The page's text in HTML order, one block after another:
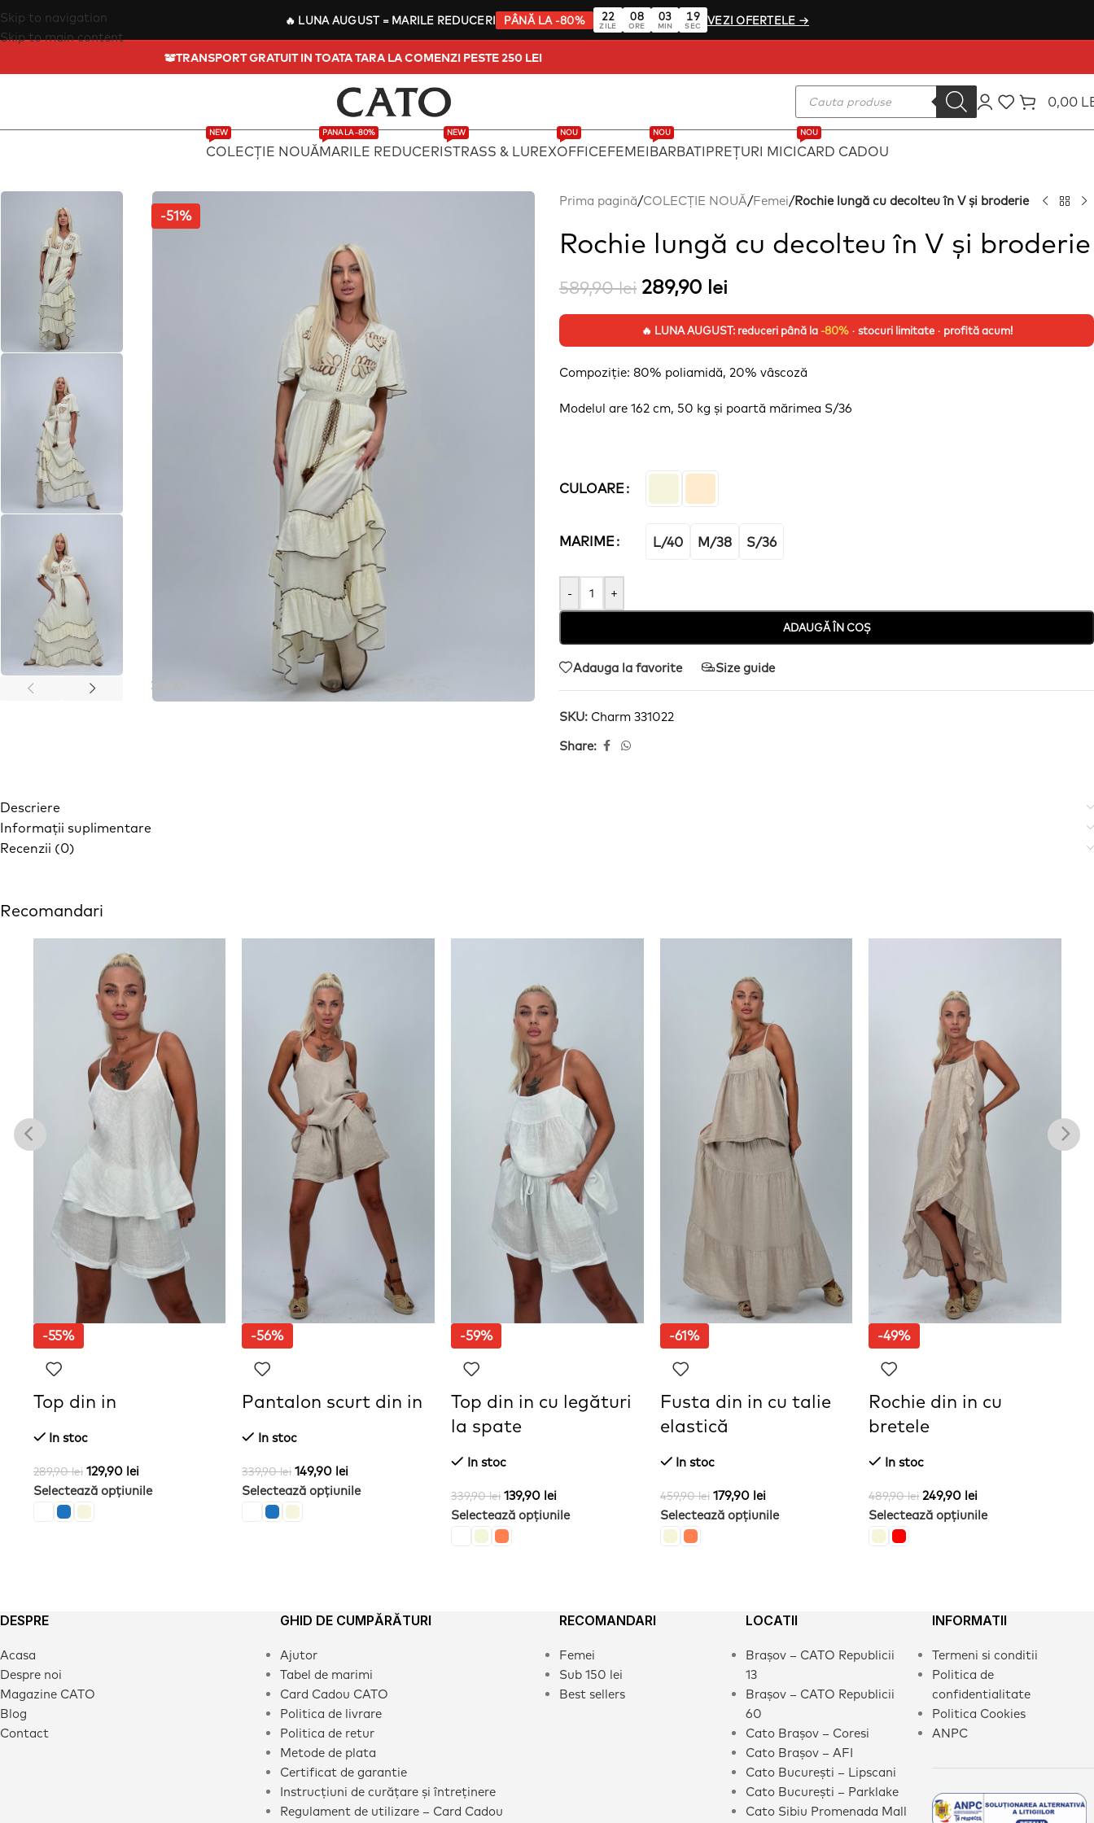
🔥 LUNA AUGUST= MARILE REDUCERI PÂNĂ LA -80% 22
ZILE
08
ORE
03
MIN
18
SEC VEZI OFERTELE →
Skip to navigation
Skip to main content
TRANSPORT GRATUIT IN TOATA TARA LA COMENZI PESTE 250 LEI
0,00
COLECȚIE NOUĂ
NEW
MARILE REDUCERI
PANA LA -80%
STRASS & LUREX
NEW
OFFICE
NOU
FEMEIBARBATI
NOU
PREȚURI MICICARD CADOU
NOU
-51%
Prima pagină/COLECȚIE NOUĂ/Femei/Rochie lungă cu decolteu în V și broderie
Rochie lungă cu decolteu în V și broderie
589,90lei 289,90 lei
🔥 LUNA AUGUST: reduceri până la -80%· stocuri limitate · profită acum!
Compoziție: 80% poliamidă, 20% vâscoză
Modelul are 162 cm, 50 kg și poartă mărimea S/36
CULOARE
MARIME L/40 M/38 S/36
- +
ADAUGĂ ÎN COȘ
Adauga la favorite Size guide
SKU: Charm 331022
Share:
Descriere
Informații suplimentare
Recenzii (0)
Recomandari
-55%
Top din in
In stoc
289,90lei 129,90 lei
Selectează opțiunile
-56%
Pantalon scurt din in
In stoc
339,90lei 149,90 lei
Selectează opțiunile
-59%
Top din in cu legături
la spate
In stoc
339,90lei 139,90 lei
Selectează opțiunile
-61%
Fusta din in cu talie
elastică
In stoc
459,90lei 179,90 lei
Selectează opțiunile
-49%
Rochie din in cu
bretele
In stoc
489,90lei 249,90 lei
Selectează opțiunile
DESPRE
Acasa
Despre noi
Magazine CATO
Blog
Contact
GHID DE CUMPĂRĂTURI
Ajutor
Tabel de marimi
Card Cadou CATO
Politica de livrare
Politica de retur
Metode de plata
Certificat de garantie
Instrucțiuni de curățare și întreținere
Regulament de utilizare – Card Cadou
RECOMANDARI
Femei
Sub 150 lei
Best sellers
LOCATII
Brașov – CATO Republicii
13
Brașov – CATO Republicii
60
Cato Brașov – Coresi
Cato Brașov – AFI
Cato București – Lipscani
Cato București – Parklake
Cato Sibiu Promenada Mall
INFORMATII
Termeni si conditii
Politica de
confidentialitate
Politica Cookies
ANPC